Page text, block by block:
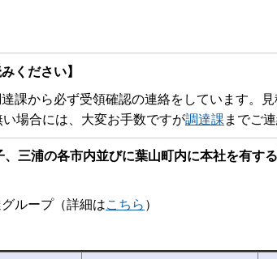
ください】
課から必ず受領確認の連絡をしています。
場合には、大変お手数ですが調達課 までご
三浦の各市内並びに葉山町内に本社を有す
ープ（詳細はこちら ）